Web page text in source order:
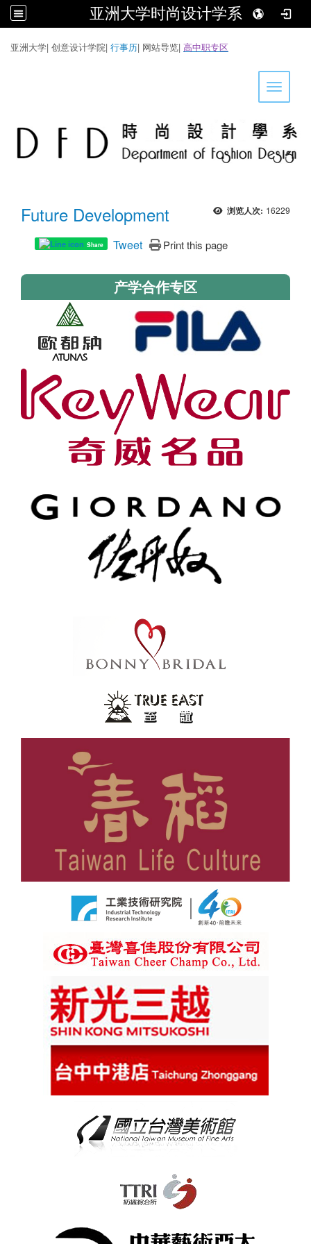
亚洲大学时尚设计学系
亚洲大学| 创意设计学院| 行事历| 网站导览| 高中职专区
浏览人次: 16229
Future Development
Share Tweet Print this page
产学合作专区